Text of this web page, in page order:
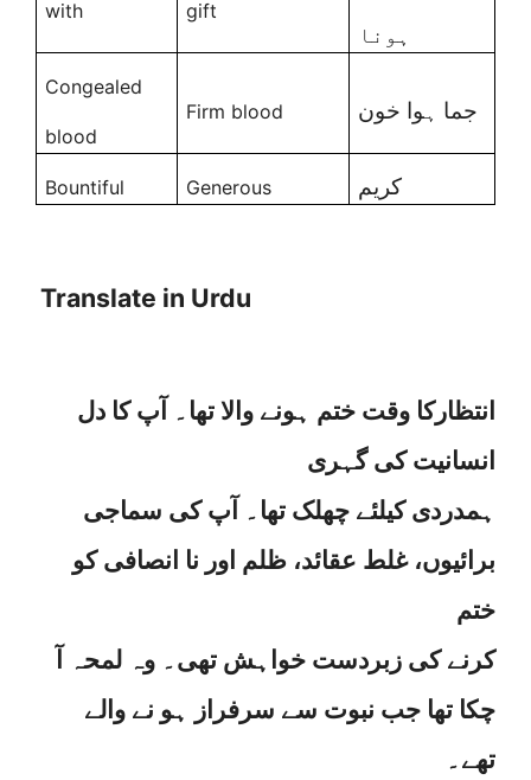
with gift
ہونا
Congealed
blood
Firm blood جما ہوا خون
Bountiful Generous کریم
Translate in Urdu
انتظارکا وقت ختم ہونے والا تھا۔ آپ کا دل
انسانیت کی گہری
ہمدردی کیلئے چھلک تھا۔ آپ کی سماجی
برائیوں، غلط عقائد، ظلم اور نا انصافی کو
ختم
کرنے کی زبردست خواہش تھی۔ وہ لمحہ آ
چکا تھا جب نبوت سے سرفراز ہو نے والے
تھے۔